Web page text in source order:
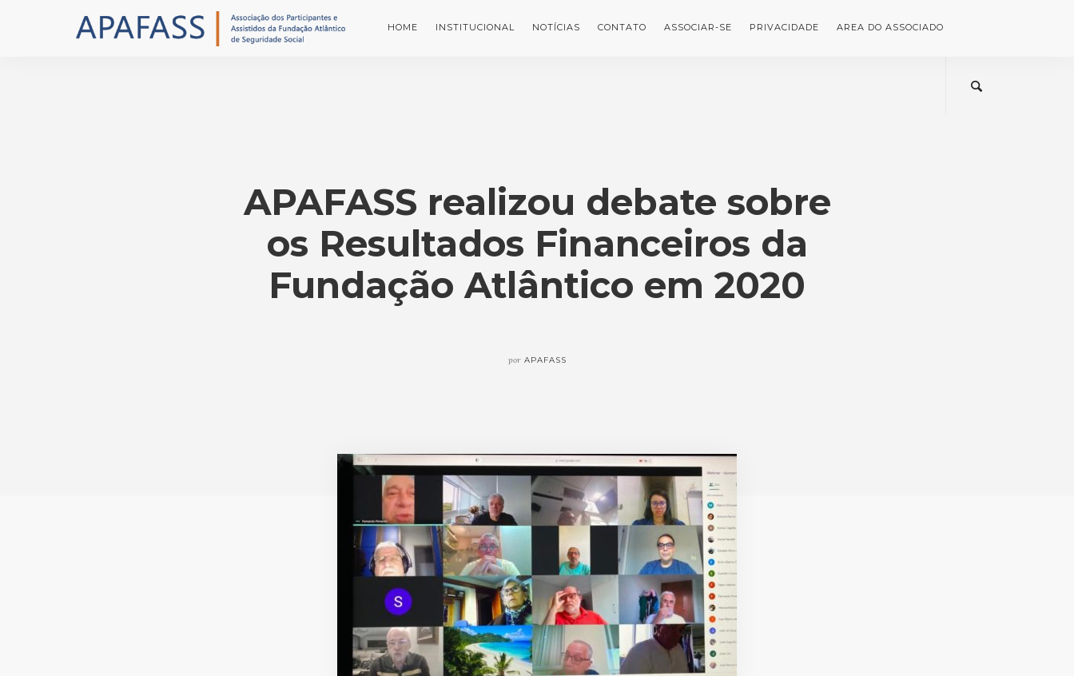
HOME INSTITUCIONAL NOTÍCIAS CONTATO ASSOCIAR-SE PRIVACIDADE AREA DO ASSOCIADO
APAFASS realizou debate sobre
os Resultados Financeiros da
Fundação Atlântico em 2020
por APAFASS